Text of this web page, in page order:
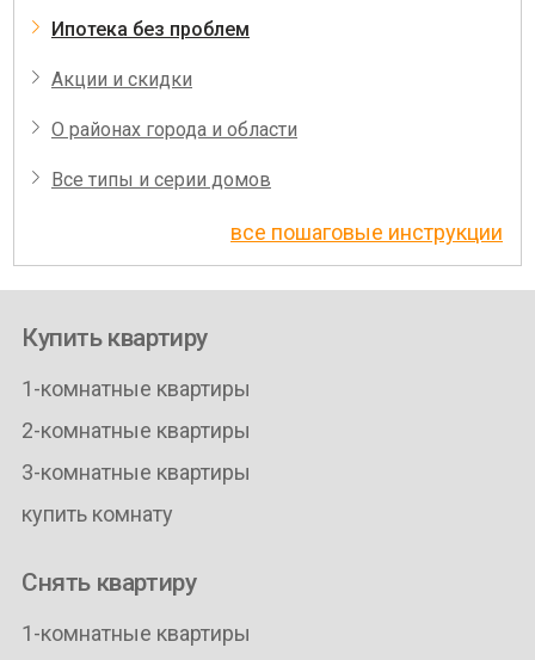
Ипотека без проблем
Акции и скидки
О районах города и области
Все типы и серии домов
все пошаговые инструкции
Купить квартиру
1-комнатные квартиры
2-комнатные квартиры
3-комнатные квартиры
купить комнату
Снять квартиру
1-комнатные квартиры